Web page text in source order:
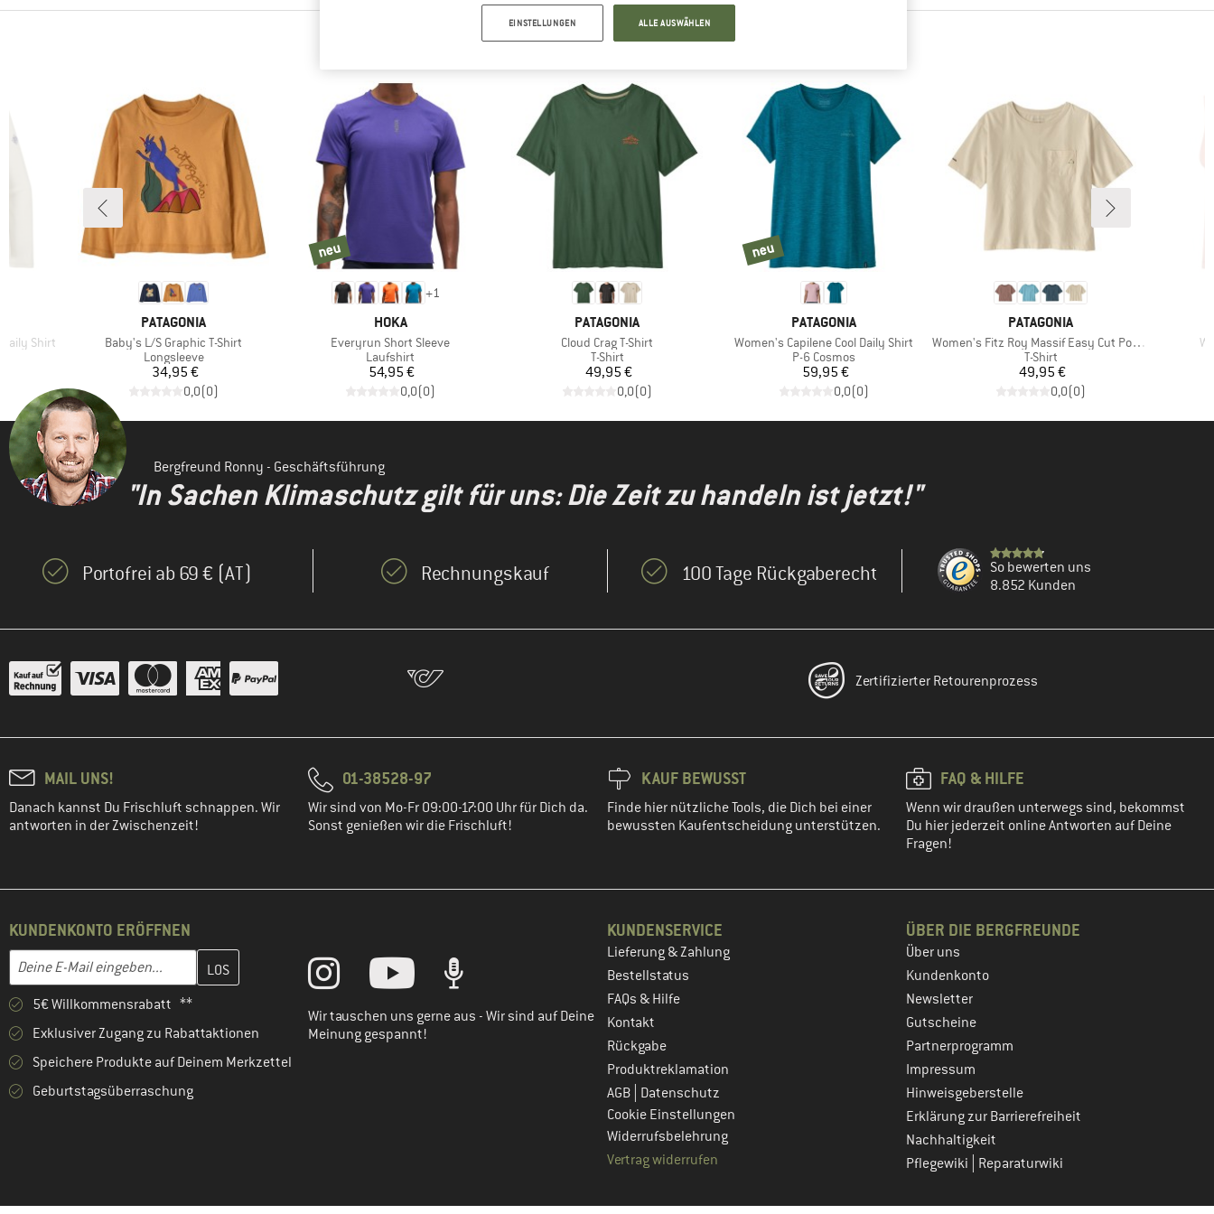
NEUES VON DEINEN LIEBLINGSMARKEN
Shirt
MARKE
PATAGONIA
Artikel
Baby's L/S Graphic T-Shirt
Produktgruppe
Longsleeve
Preis
34,95 €
0,0(0)
+1
MARKE
HOKA
Artikel
Everyrun Short Sleeve
Produktgruppe
Laufshirt
Preis
54,95 €
0,0(0)
neu
neu
MARKE
PATAGONIA
Artikel
Cloud Crag T-Shirt
Produktgruppe
T-Shirt
Preis
49,95 €
0,0(0)
MARKE
PATAGONIA
Artikel
Women's Capilene Cool Daily Shirt
Produktgruppe
P-6 Cosmos
Preis
59,95 €
0,0(0)
neu
neu
MARKE
PATAGONIA
Artikel
Women's Fitz Roy Massif Easy Cut Pocket Tee
Produktgruppe
T-Shirt
Preis
49,95 €
0,0(0)
Bergfreund Ronny - Geschäftsführung
"In Sachen Klimaschutz gilt für uns: Die Zeit zu handeln ist jetzt!"
Portofrei ab 69 € (AT) Rechnungskauf 100 Tage Rückgaberecht
So bewerten uns
8.852 Kunden
Zertifizierter Retourenprozess
MAIL UNS!
Danach kannst Du Frischluft schnappen. Wir
antworten in der Zwischenzeit!
01-38528-97
Wir sind von Mo-Fr 09:00-17:00 Uhr für Dich da.
Sonst genießen wir die Frischluft!
KAUF BEWUSST
Finde hier nützliche Tools, die Dich bei einer
bewussten Kaufentscheidung unterstützen.
FAQ & HILFE
Wenn wir draußen unterwegs sind, bekommst
Du hier jederzeit online Antworten auf Deine
Fragen!
KUNDENKONTO ERÖFFNEN
E-Mail-Adresse
Gib hier deine E-Mail-Adresse ein und erstelle im nächsten Schritt dein Kundenkonto
5€ Willkommensrabatt **
Exklusiver Zugang zu Rabattaktionen
Speichere Produkte auf Deinem Merkzettel
Geburtstagsüberraschung
Wir tauschen uns gerne aus - Wir sind auf Deine
Meinung gespannt!
KUNDENSERVICE
Lieferung & Zahlung
Bestellstatus
FAQs & Hilfe
Kontakt
Rückgabe
Produktreklamation
AGB Datenschutz
Cookie Einstellungen
Widerrufsbelehrung
Vertrag widerrufen
ÜBER DIE BERGFREUNDE
Über uns
Kundenkonto
Newsletter
Gutscheine
Partnerprogramm
Impressum
Hinweisgeberstelle
Erklärung zur Barrierefreiheit
Nachhaltigkeit
Pflegewiki
Reparaturwiki
EINSTELLUNGEN ALLE AUSWÄHLEN